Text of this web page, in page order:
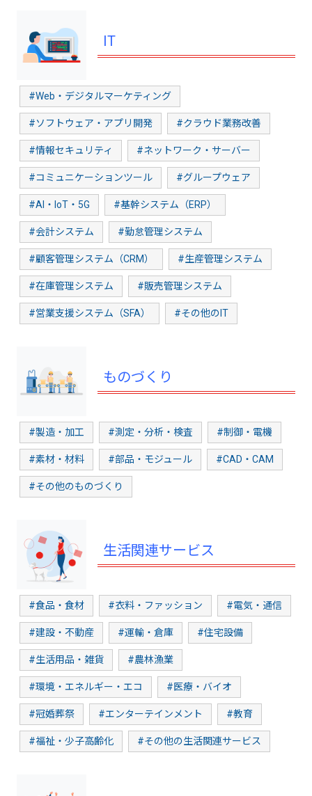
IT
#Web・デジタルマーケティング
#ソフトウェア・アプリ開発 #クラウド業務改善
#情報セキュリティ #ネットワーク・サーバー
#コミュニケーションツール #グループウェア
#AI・IoT・5G #基幹システム（ERP）
#会計システム #勤怠管理システム
#顧客管理システム（CRM） #生産管理システム
#在庫管理システム #販売管理システム
#営業支援システム（SFA） #その他のIT
ものづくり
#製造・加工 #測定・分析・検査 #制御・電機
#素材・材料 #部品・モジュール #CAD・CAM
#その他のものづくり
生活関連サービス
#食品・食材 #衣料・ファッション #電気・通信
#建設・不動産 #運輸・倉庫 #住宅設備
#生活用品・雑貨 #農林漁業
#環境・エネルギー・エコ #医療・バイオ
#冠婚葬祭 #エンターテインメント #教育
#福祉・少子高齢化 #その他の生活関連サービス